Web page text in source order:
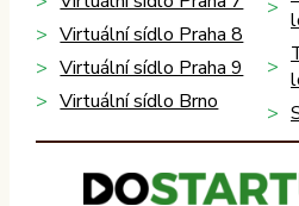
Virtuální sídlo Praha 8
Virtuální sídlo Praha 9
Virtuální sídlo Brno